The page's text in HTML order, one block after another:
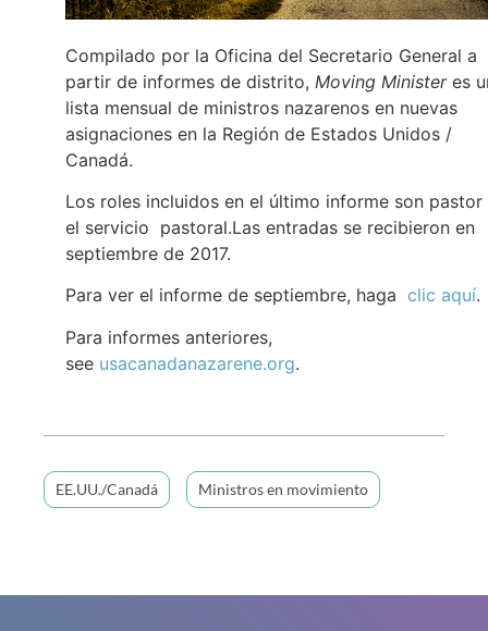
Compilado por la Oficina del Secretario General a
partir de informes de distrito, Moving Ministeres
lista mensual de ministros nazarenos en nuevas
asignaciones en la Región de Estados Unidos /
Canadá.
Los roles incluidos en el último informe son pastor
el servicio pastoral.Las entradas se recibieron en
septiembre de 2017.
Para ver el informe de septiembre, haga clic aquí.
Para informes anteriores,
see usacanadanazarene.org.
EE.UU./Canadá Ministros en movimiento